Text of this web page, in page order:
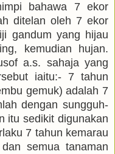
bahawa 7 ekor
ditelan oleh 7 ekor
gandum yang hijau
kemudian hujan.
a.s. sahaja yang
iaitu:- 7 tahun
gemuk) adalah 7
dengan sungguh-
itu sedikit digunakan
7 tahun kemarau
semua tanaman